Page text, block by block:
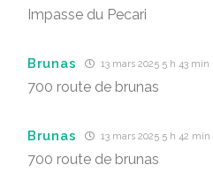
Impasse du Pecari
Brunas 13 mars 2025 5 h 43 min
700 route de brunas
Brunas 13 mars 2025 5 h 42 min
700 route de brunas